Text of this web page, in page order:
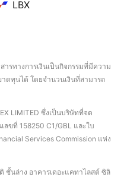
LBX
ารทางการเงินเป็นกิจกรรมที่มีความ
าดทุนได้ โดยจำนวนเงินที่สามารถ
LIMITED ซึ่งเป็นบริษัทที่จด
ลขที่ 158250 C1/GBL และใบ
Services Commission แห่ง
ชั้นล่าง อาคารเดอะแคทาไลสต์ ซิลิ